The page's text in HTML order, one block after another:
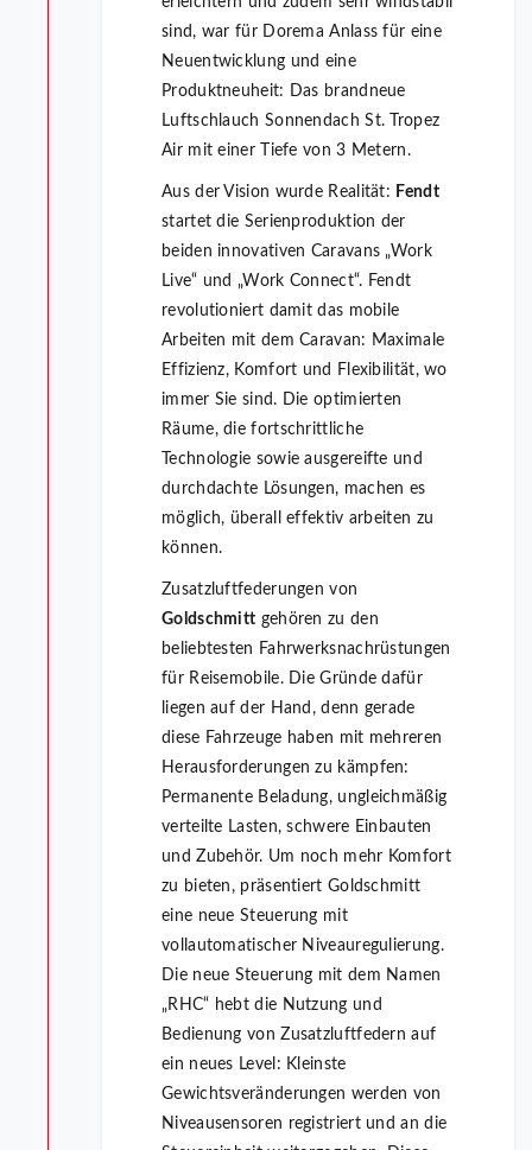
sind, war für Dorema Anlass für eine
Neuentwicklung und eine
Produktneuheit: Das brandneue
Luftschlauch Sonnendach St. Tropez
Air mit einer Tiefe von 3 Metern.
Aus der Vision wurde Realität: Fendt
startet die Serienproduktion der
beiden innovativen Caravans „Work
Live“ und „Work Connect“. Fendt
revolutioniert damit das mobile
Arbeiten mit dem Caravan: Maximale
Effizienz, Komfort und Flexibilität, wo
immer Sie sind. Die optimierten
Räume, die fortschrittliche
Technologie sowie ausgereifte und
durchdachte Lösungen, machen es
möglich, überall effektiv arbeiten zu
können.
Zusatzluftfederungen von
Goldschmitt gehören zu den
beliebtesten Fahrwerksnachrüstungen
für Reisemobile. Die Gründe dafür
liegen auf der Hand, denn gerade
diese Fahrzeuge haben mit mehreren
Herausforderungen zu kämpfen:
Permanente Beladung, ungleichmäßig
verteilte Lasten, schwere Einbauten
und Zubehör. Um noch mehr Komfort
zu bieten, präsentiert Goldschmitt
eine neue Steuerung mit
vollautomatischer Niveauregulierung.
Die neue Steuerung mit dem Namen
„RHC“ hebt die Nutzung und
Bedienung von Zusatzluftfedern auf
ein neues Level: Kleinste
Gewichtsveränderungen werden von
Niveausensoren registriert und an die